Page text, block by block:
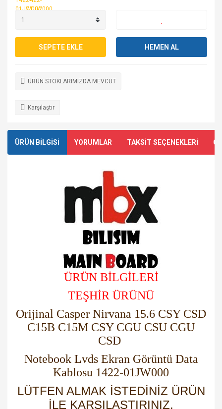
SEPETE EKLE HEMEN AL
ÜRÜN STOKLARIMIZDA MEVCUT
Karşılaştır
ÜRÜN BİLGİSİ YORUMLAR TAKSİT SEÇENEKLERİ
ÜRÜN BİLGİLERİ
TEŞHİR ÜRÜNÜ
Orijinal Casper Nirvana 15.6 CSY CSD
C15B C15M CSY CGU CSU CGU
CSD
Notebook Lvds Ekran Görüntü Data
Kablosu 1422-01JW000
LÜTFEN ALMAK İSTEDİNİZ ÜRÜN
İLE KARŞILAŞTIRINIZ.